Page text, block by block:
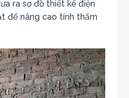
ra sơ đồ thiết kế điện
để nâng cao tính thẩm